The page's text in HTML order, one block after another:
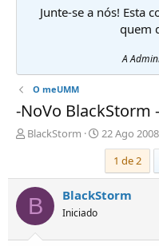
Junte-se a nós! Esta
quem
A
O meUMM
-NoVo BlackStorm
I
c
i
d
BlackStorm
D
a
a
d
e
22 Ago 2008
1 de 2
B BlackStorm
Iniciado